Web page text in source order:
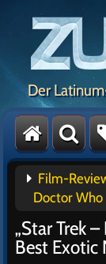
Der
Film-
Doctor Who
„Star Trek
Best Exotic